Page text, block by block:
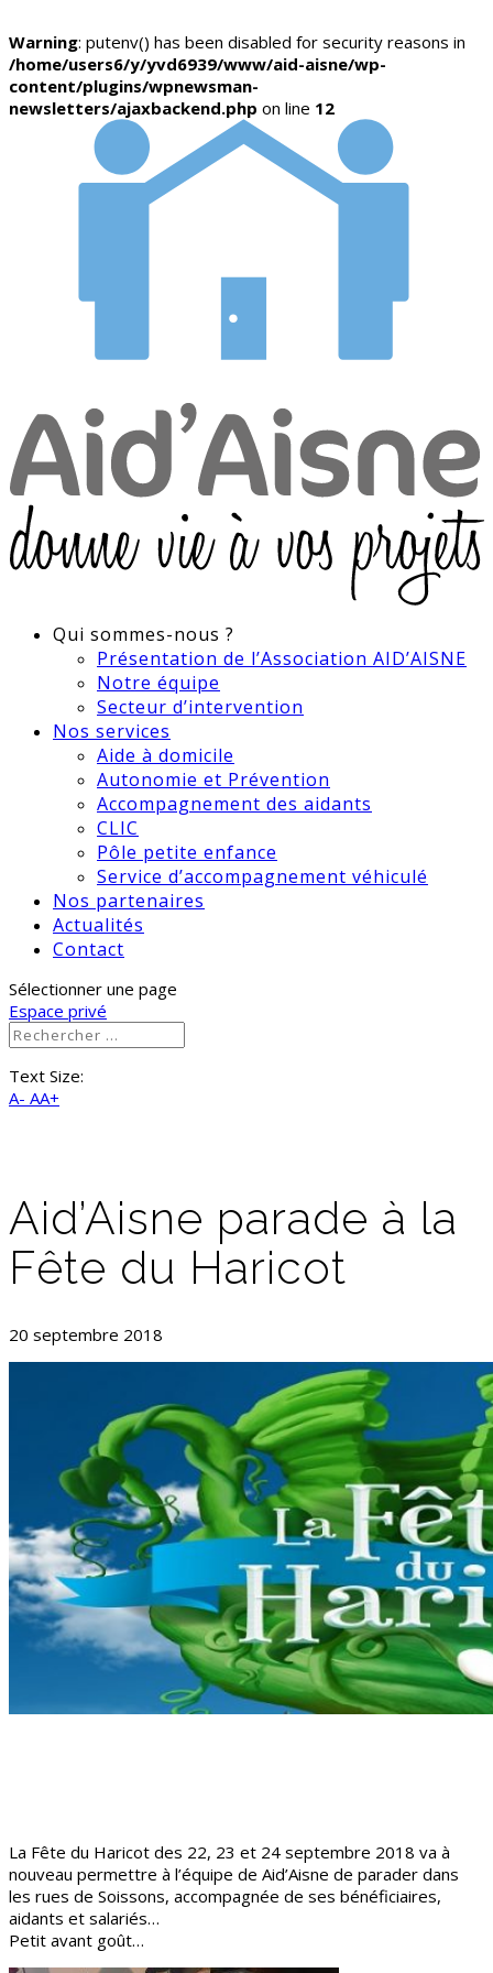
Warning: putenv() has been disabled for security reasons in
/home/users6/y/yvd6939/www/aid-aisne/wp-
content/plugins/wpnewsman-
newsletters/ajaxbackend.php on line 12
Qui sommes-nous ?
Présentation de l’Association AID’AISNE
Notre équipe
Secteur d’intervention
Nos services
Aide à domicile
Autonomie et Prévention
Accompagnement des aidants
CLIC
Pôle petite enfance
Service d’accompagnement véhiculé
Nos partenaires
Actualités
Contact
Sélectionner une page
Espace privé
Text Size:
A- AA+
Aid’Aisne parade à la
Fête du Haricot
20 septembre 2018
La Fête du Haricot des 22, 23 et 24 septembre 2018 va à
nouveau permettre à l’équipe de Aid’Aisne de parader dans
les rues de Soissons, accompagnée de ses bénéficiaires,
aidants et salariés…
Petit avant goût…